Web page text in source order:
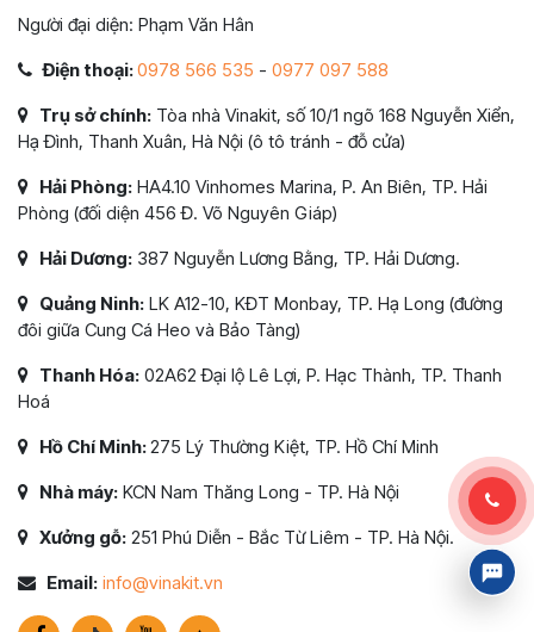
Người đại diện: Phạm Văn Hân
Điện thoại:0978 566 535 - 0977 097 588
Trụ sở chính: Tòa nhà Vinakit, số 10/1 ngõ 168 Nguyễn Xiển,
Hạ Đình, Thanh Xuân, Hà Nội (ô tô tránh - đỗ cửa)
Hải Phòng: HA4.10 Vinhomes Marina, P. An Biên, TP. Hải
Phòng (đối diện 456 Đ. Võ Nguyên Giáp)
Hải Dương: 387 Nguyễn Lương Bằng, TP. Hải Dương.
Quảng Ninh: LK A12-10, KĐT Monbay, TP. Hạ Long (đường
đôi giữa Cung Cá Heo và Bảo Tàng)
Thanh Hóa: 02A62 Đại lộ Lê Lợi, P. Hạc Thành, TP. Thanh
Hoá
Hồ Chí Minh:275 Lý Thường Kiệt, TP. Hồ Chí Minh
Nhà máy: KCN Nam Thăng Long - TP. Hà Nội
Xưởng gỗ: 251 Phú Diễn - Bắc Từ Liêm - TP. Hà Nội.
Email: info@vinakit.vn